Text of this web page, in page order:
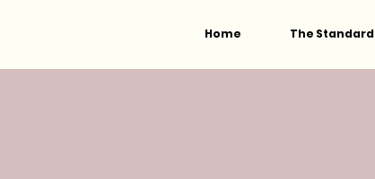
Home The Standard